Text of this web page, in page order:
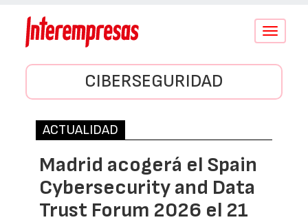
Conmutar
CIBERSEGURIDAD
ACTUALIDAD
Madrid acogerá el Spain
Cybersecurity and Data
Trust Forum 2026 el 21